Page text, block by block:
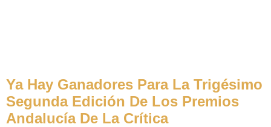
Ya Hay Ganadores Para La Trigésimo
Segunda Edición De Los Premios
Andalucía De La Crítica